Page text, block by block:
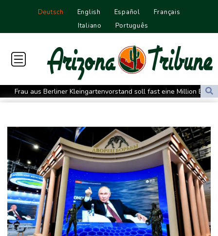
Deutsch English Español
Français
Italiano
Português
Frau aus Berliner Kleingartenvorstand soll fast eine Million Euro
veruntreut haben
Auszubildenden
Frau fällt bei Gewitter von Motorboot in Bodensee und stirbt
Rüstungsbetrieb in Bayern ausgespäht: Mutmaßlicher Agent
festgenommen
Myanmars Ex-General Min Aung Hlaing zu erstem Besuch in
Thailand als Präsident
Drohnenabwehr: Grüne fordern "klare Zuständigkeiten" - SPD
sieht Behörden gestärkt